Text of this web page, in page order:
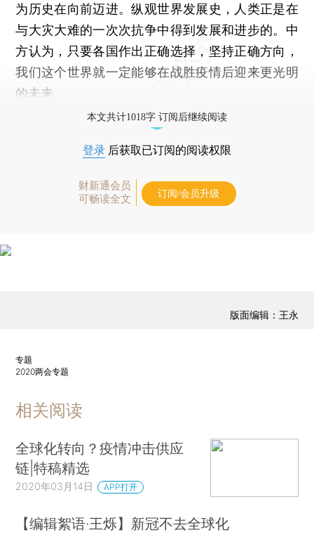
为历史在向前迈进。纵观世界发展史，人类正是在
与大灾大难的一次次抗争中得到发展和进步的。中
方认为，只要各国作出正确选择，坚持正确方向，
我们这个世界就一定能够在战胜疫情后迎来更光明
的未来
本文共计1018字 订阅后继续阅读
登录 后获取已订阅的阅读权限
财新通会员
可畅读全文
订阅/会员升级
版面编辑：王永
专题
2020两会专题
相关阅读
全球化转向？疫情冲击供应
链|特稿精选
2020年03月14日 APP打开
【编辑絮语·王烁】新冠不去全球化